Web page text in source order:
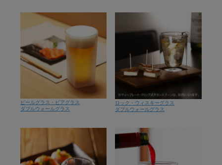
ビールグラス・ビアグラス
ダブルウォールグラス
ロック・ウィスキーグラス
ダブルウォールグラス